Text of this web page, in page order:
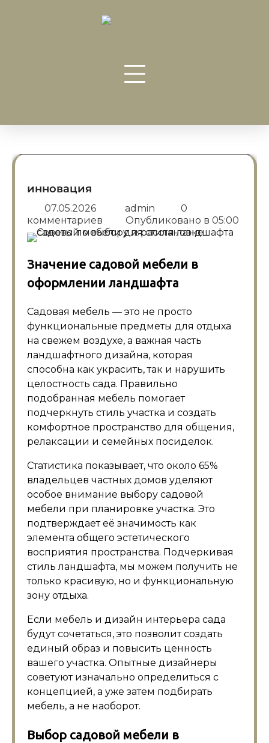
инновация
07.05.2026 admin
0
комментариев
Опубликовано в 05:00
Значение садовой мебели в
оформлении ландшафта
Садовая мебель — это не просто
функциональные предметы для отдыха
на свежем воздухе, а важная часть
ландшафтного дизайна, которая
способна как украсить, так и нарушить
целостность сада. Правильно
подобранная мебель помогает
подчеркнуть стиль участка и создать
комфортное пространство для общения,
релаксации и семейных посиделок.
Статистика показывает, что около 65%
владельцев частных домов уделяют
особое внимание выбору садовой
мебели при планировке участка. Это
подтверждает её значимость как
элемента общего эстетического
восприятия пространства. Подчеркивая
стиль ландшафта, мы можем получить не
только красивую, но и функциональную
зону отдыха.
Если мебель и дизайн интерьера сада
будут сочетаться, это позволит создать
единый образ и повысить ценность
вашего участка. Опытные дизайнеры
советуют изначально определиться с
концепцией, а уже затем подбирать
мебель, а не наоборот.
Выбор садовой мебели в